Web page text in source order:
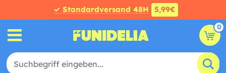
✓ Standardversand 48H 5,99€
0